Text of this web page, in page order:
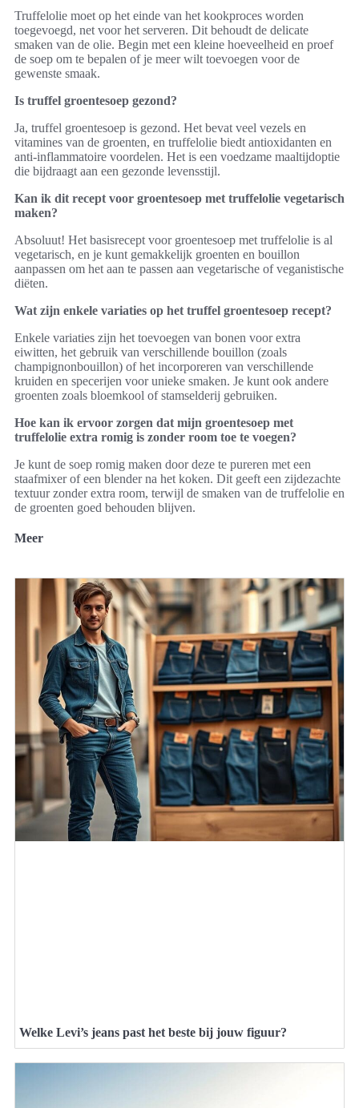
Truffelolie moet op het einde van het kookproces worden
toegevoegd, net voor het serveren. Dit behoudt de delicate
smaken van de olie. Begin met een kleine hoeveelheid en proef
de soep om te bepalen of je meer wilt toevoegen voor de
gewenste smaak.
Is truffel groentesoep gezond?
Ja, truffel groentesoep is gezond. Het bevat veel vezels en
vitamines van de groenten, en truffelolie biedt antioxidanten en
anti-inflammatoire voordelen. Het is een voedzame maaltijdoptie
die bijdraagt aan een gezonde levensstijl.
Kan ik dit recept voor groentesoep met truffelolie vegetarisch
maken?
Absoluut! Het basisrecept voor groentesoep met truffelolie is al
vegetarisch, en je kunt gemakkelijk groenten en bouillon
aanpassen om het aan te passen aan vegetarische of veganistische
diëten.
Wat zijn enkele variaties op het truffel groentesoep recept?
Enkele variaties zijn het toevoegen van bonen voor extra
eiwitten, het gebruik van verschillende bouillon (zoals
champignonbouillon) of het incorporeren van verschillende
kruiden en specerijen voor unieke smaken. Je kunt ook andere
groenten zoals bloemkool of stamselderij gebruiken.
Hoe kan ik ervoor zorgen dat mijn groentesoep met
truffelolie extra romig is zonder room toe te voegen?
Je kunt de soep romig maken door deze te pureren met een
staafmixer of een blender na het koken. Dit geeft een zijdezachte
textuur zonder extra room, terwijl de smaken van de truffelolie en
de groenten goed behouden blijven.
Meer
Welke Levi’s jeans past het beste bij jouw figuur?